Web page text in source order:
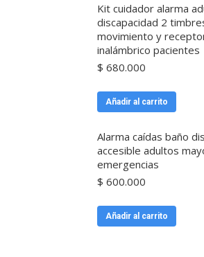
Kit cuidador alarma
discapacidad 2
movimiento y
inalámbrico pacientes
$ 680.000
Añadir al carrito
Alarma caídas baño
accesible adultos
emergencias
$ 600.000
Añadir al carrito